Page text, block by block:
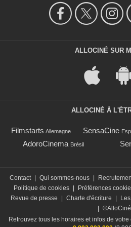
ALLOCINÉ SUR
ALLOCINÉ À
Filmstarts Allemagne SensaCine
AdoroCinema Brésil
Contact Qui sommes-nous
Politique de cookies
Préférences
Revue de presse
Charte d'écriture
©AlloCiné
Retrouvez tous les horaires et infos de